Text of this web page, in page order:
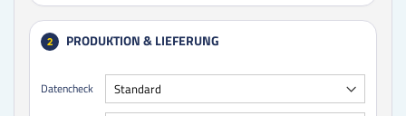
2 PRODUKTION & LIEFERUNG
Datencheck